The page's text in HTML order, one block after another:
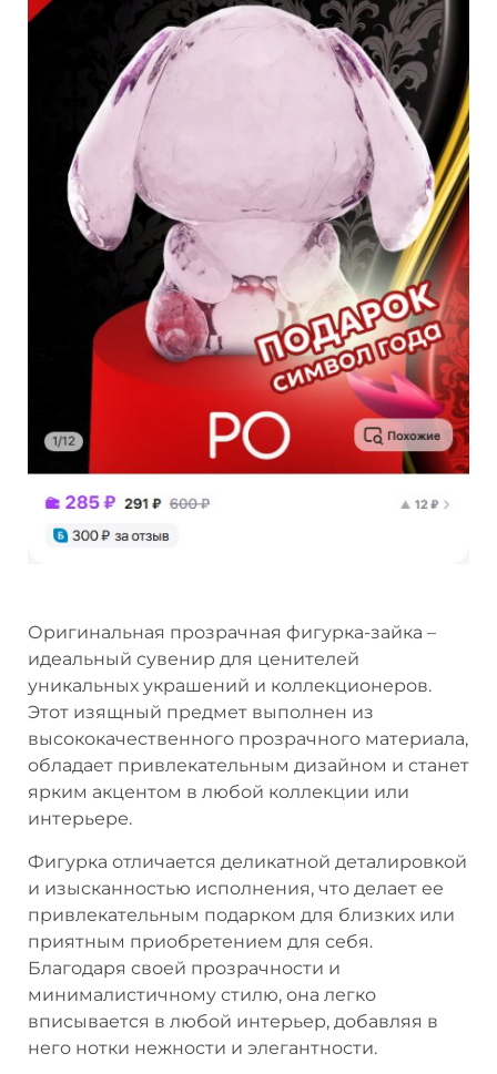
Оригинальная прозрачная фигурка-зайка –
идеальный сувенир для ценителей
уникальных украшений и коллекционеров.
Этот изящный предмет выполнен из
высококачественного прозрачного материала,
обладает привлекательным дизайном и станет
ярким акцентом в любой коллекции или
интерьере.
Фигурка отличается деликатной деталировкой
и изысканностью исполнения, что делает ее
привлекательным подарком для близких или
приятным приобретением для себя.
Благодаря своей прозрачности и
минималистичному стилю, она легко
вписывается в любой интерьер, добавляя в
него нотки нежности и элегантности.